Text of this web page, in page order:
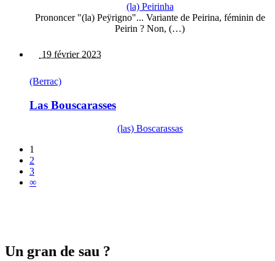
(la) Peirinha
Prononcer "(la) Peÿrigno"... Variante de Peirina, féminin de
Peirin ? Non, (…)
19 février 2023
(Berrac)
Las Bouscarasses
(las) Boscarassas
1
2
3
∞
Un gran de sau ?